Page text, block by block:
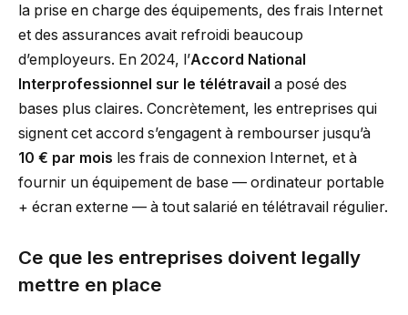
la prise en charge des équipements, des frais Internet
et des assurances avait refroidi beaucoup
d’employeurs. En 2024, l’Accord National
Interprofessionnel sur le télétravail a posé des
bases plus claires. Concrètement, les entreprises qui
signent cet accord s’engagent à rembourser jusqu’à
10 € par mois les frais de connexion Internet, et à
fournir un équipement de base — ordinateur portable
+ écran externe — à tout salarié en télétravail régulier.
Ce que les entreprises doivent legally
mettre en place